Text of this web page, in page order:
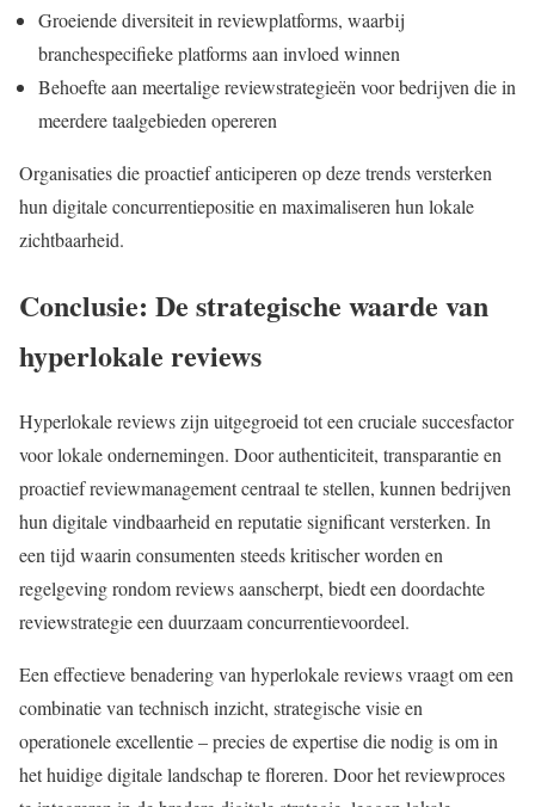
Groeiende diversiteit in reviewplatforms, waarbij
branchespecifieke platforms aan invloed winnen
Behoefte aan meertalige reviewstrategieën voor bedrijven die in
meerdere taalgebieden opereren
Organisaties die proactief anticiperen op deze trends versterken
hun digitale concurrentiepositie en maximaliseren hun lokale
zichtbaarheid.
Conclusie: De strategische waarde van
hyperlokale reviews
Hyperlokale reviews zijn uitgegroeid tot een cruciale succesfactor
voor lokale ondernemingen. Door authenticiteit, transparantie en
proactief reviewmanagement centraal te stellen, kunnen bedrijven
hun digitale vindbaarheid en reputatie significant versterken. In
een tijd waarin consumenten steeds kritischer worden en
regelgeving rondom reviews aanscherpt, biedt een doordachte
reviewstrategie een duurzaam concurrentievoordeel.
Een effectieve benadering van hyperlokale reviews vraagt om een
combinatie van technisch inzicht, strategische visie en
operationele excellentie – precies de expertise die nodig is om in
het huidige digitale landschap te floreren. Door het reviewproces